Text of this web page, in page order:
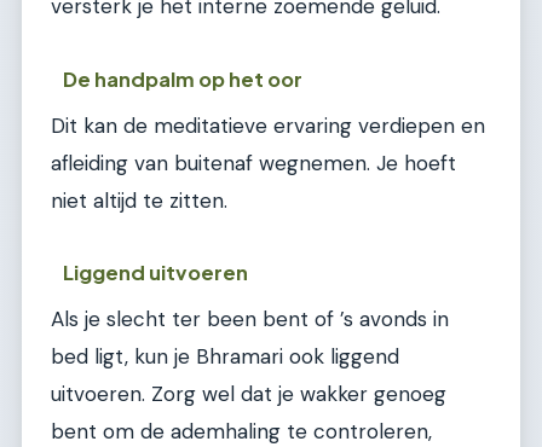
versterk je het interne zoemende geluid.
De handpalm op het oor
Dit kan de meditatieve ervaring verdiepen en
afleiding van buitenaf wegnemen. Je hoeft
niet altijd te zitten.
Liggend uitvoeren
Als je slecht ter been bent of ’s avonds in
bed ligt, kun je Bhramari ook liggend
uitvoeren. Zorg wel dat je wakker genoeg
bent om de ademhaling te controleren,